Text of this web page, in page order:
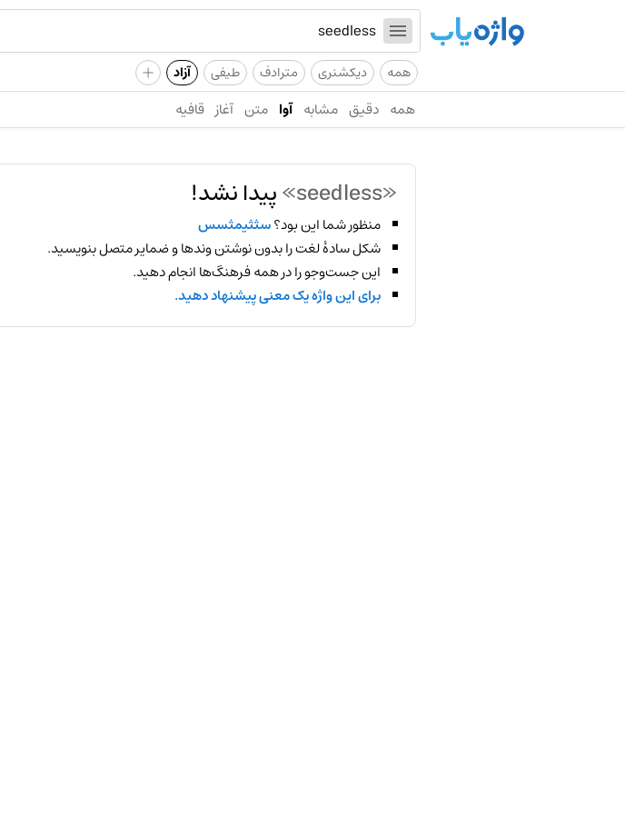
همه دیکشنری مترادف طیفی آزاد +
همه دقیق مشابه آوا متن آغاز قافیه
«seedless» پیدا نشد!
منظور شما این بود؟سثثیمثسس
شکل سادهٔ لغت را بدون نوشتن وندها و ضمایر متصل بنویسید.
این جست‌وجو را در همه فرهنگ‌ها انجام دهید.
برای این واژه یک معنی پیشنهاد دهید.